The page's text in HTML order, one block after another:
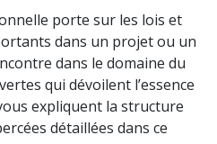
porte sur les lois et
dans un projet ou un
dans le domaine du
qui dévoilent l’essence
expliquent la structure
détaillées dans ce